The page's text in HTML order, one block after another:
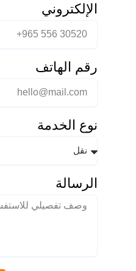
الإلكتروني
رقم الهاتف
نوع الخدمة
الرسالة